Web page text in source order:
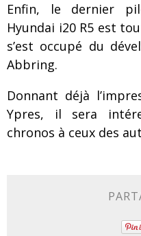
Enfin, le dernier
Hyundai i20 R5 est
s’est occupé du
Abbring.
Donnant déjà
Ypres, il sera
chronos à ceux des